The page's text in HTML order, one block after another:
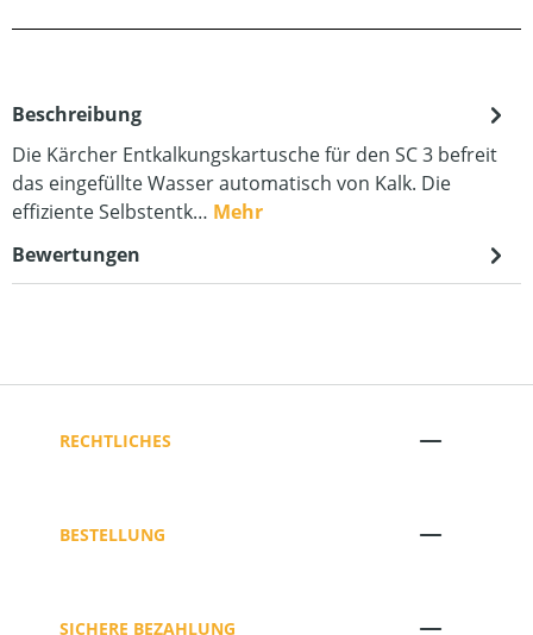
Beschreibung
Die Kärcher Entkalkungskartusche für den SC 3 befreit
das eingefüllte Wasser automatisch von Kalk. Die
effiziente Selbstentk… Mehr
Bewertungen
RECHTLICHES
BESTELLUNG
SICHERE BEZAHLUNG